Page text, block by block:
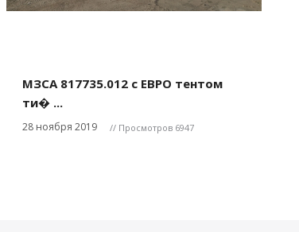
МЗСА 817735.012 с ЕВРО тентом
ти� ...
28 ноября 2019 // Просмотров 6947